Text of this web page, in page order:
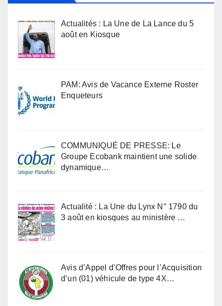
Actualités : La Une de La Lance du 5
août en Kiosque
PAM: Avis de Vacance Externe Roster
Enqueteurs
COMMUNIQUÉ DE PRESSE: Le
Groupe Ecobank maintient une solide
dynamique…
Actualité : La Une du Lynx N° 1790 du
3 août en kiosques au ministère …
Avis d’Appel d’Offres pour l’Acquisition
d’un (01) véhicule de type 4X…